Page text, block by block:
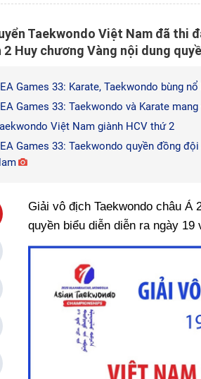
Taekwondo Việt Nam đã thi
2 Huy chương Vàng nội dung
Games 33: Karate, Taekwondo bùng
Games 33: Taekwondo và Karate
Việt Nam giành HCV thứ 2
Games 33: Taekwondo quyền đồng
Giải vô địch Taekwondo châu Á
quyền biểu diễn diễn ra ngày 19